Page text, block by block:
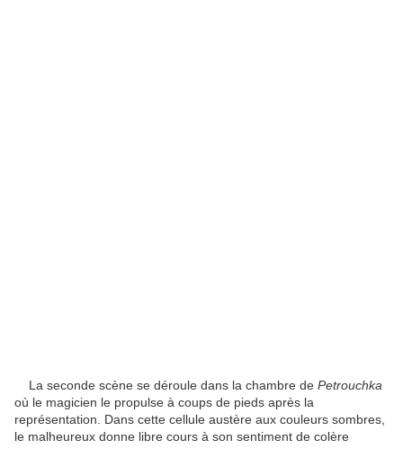
La seconde scène se déroule dans la chambre de Petrouchka
où le magicien le propulse à coups de pieds après la
représentation. Dans cette cellule austère aux couleurs sombres,
le malheureux donne libre cours à son sentiment de colère